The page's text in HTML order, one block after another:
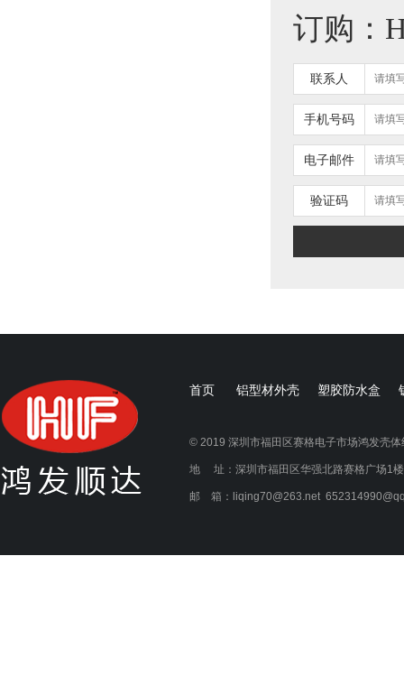
订购：
联系人
手机号码
电子邮件
验证码
首页 铝型材外壳 塑胶防水盒
© 2019 深圳市福田区赛格电子市场鸿发壳
地 址：深圳市福田区华强北路赛格广场1
邮 箱：liqing70@263.net